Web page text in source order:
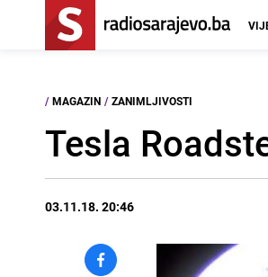
/ MAGAZIN / ZANIMLJIVOSTI
Tesla
03.11.18. 20:46